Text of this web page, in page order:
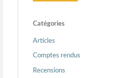
Catégories
Articles
Comptes rendus
Recensions